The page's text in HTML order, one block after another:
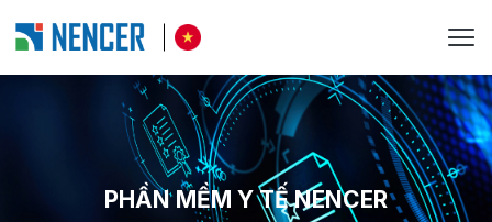
PHẦN MỀM Y TẾ NENCER